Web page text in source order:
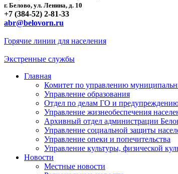
г. Белово, ул. Ленина, д. 10
+7 (384-52) 2-81-33
abr@belovorn.ru
Горячие линии для населения
Экстренные службы
Главная
Комитет по управлению
Управление образования
Отдел по делам ГО и
Управление жизнеобеспечения
Архивный отдел администрации
Управление социальной защиты
Управление опеки и попечительства
Управление культуры, физической
Новости
Местные новости